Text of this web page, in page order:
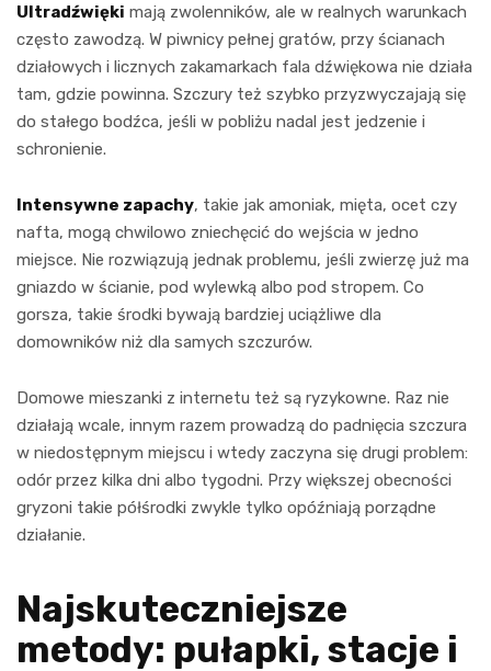
Ultradźwięki mają zwolenników, ale w realnych warunkach
często zawodzą. W piwnicy pełnej gratów, przy ścianach
działowych i licznych zakamarkach fala dźwiękowa nie działa
tam, gdzie powinna. Szczury też szybko przyzwyczajają się
do stałego bodźca, jeśli w pobliżu nadal jest jedzenie i
schronienie.
Intensywne zapachy, takie jak amoniak, mięta, ocet czy
nafta, mogą chwilowo zniechęcić do wejścia w jedno
miejsce. Nie rozwiązują jednak problemu, jeśli zwierzę już ma
gniazdo w ścianie, pod wylewką albo pod stropem. Co
gorsza, takie środki bywają bardziej uciążliwe dla
domowników niż dla samych szczurów.
Domowe mieszanki z internetu też są ryzykowne. Raz nie
działają wcale, innym razem prowadzą do padnięcia szczura
w niedostępnym miejscu i wtedy zaczyna się drugi problem:
odór przez kilka dni albo tygodni. Przy większej obecności
gryzoni takie półśrodki zwykle tylko opóźniają porządne
działanie.
Najskuteczniejsze
metody: pułapki, stacje i